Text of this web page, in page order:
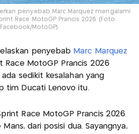
penyebab Marc Marquez mengalami
Race MotoGP Prancis 2026 (Foto:
Facebook/MotoGP)
penyebab Marc Marquez
Race MotoGP Prancis 2026
sedikit kesalahan yang
tim Ducati Lenovo itu.
Race MotoGP Prancis 2026
dari posisi dua. Sayangnya,